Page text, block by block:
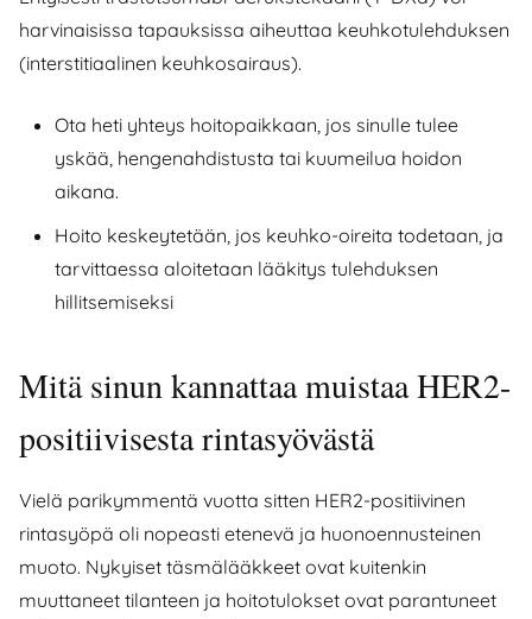
harvinaisissa tapauksissa aiheuttaa keuhkotulehduksen
(interstitiaalinen keuhkosairaus).
Ota heti yhteys hoitopaikkaan, jos sinulle tulee
yskää, hengenahdistusta tai kuumeilua hoidon
aikana.
Hoito keskeytetään, jos keuhko-oireita todetaan, ja
tarvittaessa aloitetaan lääkitys tulehduksen
hillitsemiseksi
Mitä sinun kannattaa muistaa HER2-
positiivisesta rintasyövästä
Vielä parikymmentä vuotta sitten HER2-positiivinen
rintasyöpä oli nopeasti etenevä ja huonoennusteinen
muoto. Nykyiset täsmälääkkeet ovat kuitenkin
muuttaneet tilanteen ja hoitotulokset ovat parantuneet